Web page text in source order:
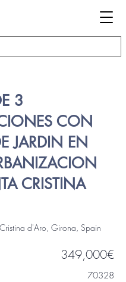
3
CON
JARDIN EN
CRISTINA
d'Aro, Girona, Spain
349,000€
70328